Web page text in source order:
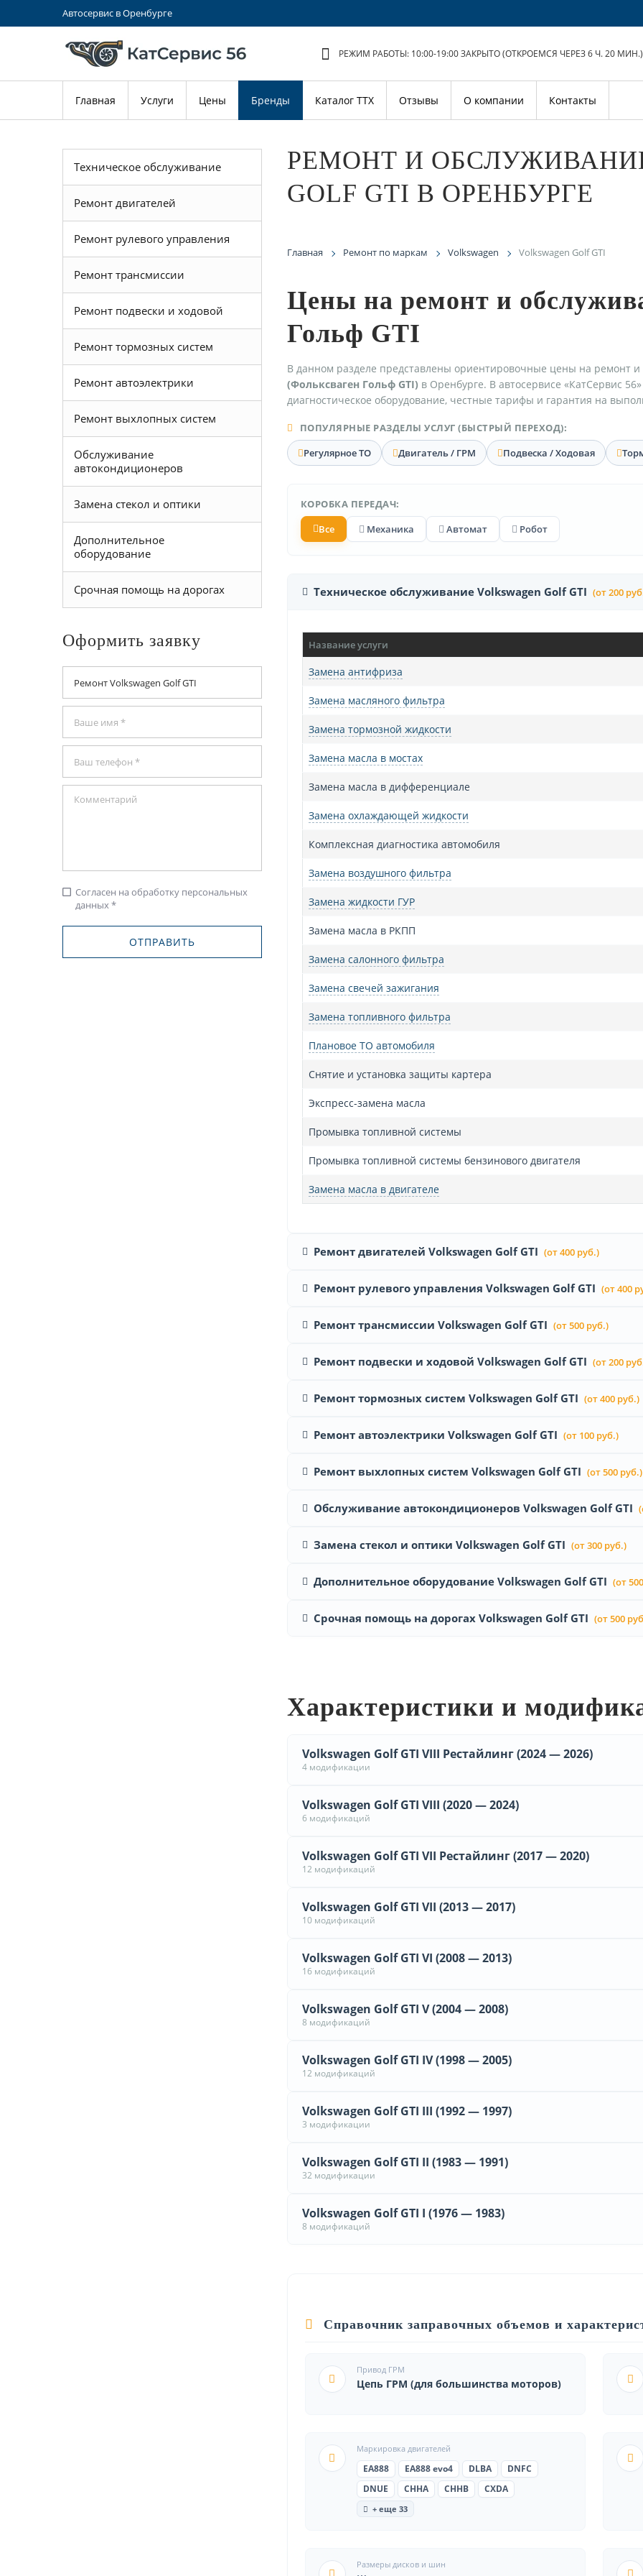
Автосервис в Оренбурге
РЕЖИМ РАБОТЫ: 10:00-19:00ЗАКРЫТО (ОТКРОЕМСЯ ЧЕРЕЗ 6 Ч. 20 МИН.)
Главная Услуги Цены Бренды Каталог ТТХ Отзывы О компании Контакты
РЕМОНТ И ОБСЛУЖИВАНИЕ
GOLF GTI В ОРЕНБУРГЕ
Главная Ремонт по маркам Volkswagen Volkswagen Golf GTI
Цены на ремонт и
Гольф GTI
В данном разделе представлены ориентировочные цены на ремонт и
(Фольксваген Гольф GTI) в Оренбурге. В автосервисе «КатСервис
диагностическое оборудование, честные тарифы и гарантия на
ПОПУЛЯРНЫЕ РАЗДЕЛЫ УСЛУГ (БЫСТРЫЙ ПЕРЕХОД):
Регулярное ТО
Двигатель / ГРМ Подвеска / Ходовая
КОРОБКА ПЕРЕДАЧ:
Все
Механика Автомат Робот
Техническое обслуживание Volkswagen Golf GTI (от 200
Название услуги
Замена антифриза
Замена масляного фильтра
Замена тормозной жидкости
Замена масла в мостах
Замена масла в дифференциале
Замена охлаждающей жидкости
Комплексная диагностика автомобиля
Замена воздушного фильтра
Замена жидкости ГУР
Замена масла в РКПП
Замена салонного фильтра
Замена свечей зажигания
Замена топливного фильтра
Плановое ТО автомобиля
Снятие и установка защиты картера
Экспресс-замена масла
Промывка топливной системы
Промывка топливной системы бензинового двигателя
Замена масла в двигателе
Ремонт двигателей Volkswagen Golf GTI (от 400 руб.)
Ремонт рулевого управления Volkswagen Golf GTI (от 400
Ремонт трансмиссии Volkswagen Golf GTI (от 500 руб.)
Ремонт подвески и ходовой Volkswagen Golf GTI (от 200
Ремонт тормозных систем Volkswagen Golf GTI (от 400 руб.)
Ремонт автоэлектрики Volkswagen Golf GTI (от 100 руб.)
Ремонт выхлопных систем Volkswagen Golf GTI (от 500 руб.)
Обслуживание автокондиционеров Volkswagen Golf GTI
Замена стекол и оптики Volkswagen Golf GTI (от 300 руб.)
Дополнительное оборудование Volkswagen Golf GTI (от
Срочная помощь на дорогах Volkswagen Golf GTI (от 500
Характеристики и
Volkswagen Golf GTI VIII Рестайлинг (2024 — 2026)
4 модификации
Volkswagen Golf GTI VIII (2020 — 2024)
6 модификаций
Volkswagen Golf GTI VII Рестайлинг (2017 — 2020)
12 модификаций
Volkswagen Golf GTI VII (2013 — 2017)
10 модификаций
Volkswagen Golf GTI VI (2008 — 2013)
16 модификаций
Volkswagen Golf GTI V (2004 — 2008)
8 модификаций
Volkswagen Golf GTI IV (1998 — 2005)
12 модификаций
Volkswagen Golf GTI III (1992 — 1997)
3 модификации
Volkswagen Golf GTI II (1983 — 1991)
32 модификации
Volkswagen Golf GTI I (1976 — 1983)
8 модификаций
Справочник заправочных объемов и
Привод ГРМ
Цепь ГРМ (для большинства моторов)
Маркировка двигателей
EA888
EA888 evo4 DLBA
DNFC
DNUE
CHHA CHHB
CXDA
+ еще 33
Размеры дисков и шин
Техническое обслуживание
Ремонт двигателей
Ремонт рулевого управления
Ремонт трансмиссии
Ремонт подвески и ходовой
Ремонт тормозных систем
Ремонт автоэлектрики
Ремонт выхлопных систем
Обслуживание
автокондиционеров
Замена стекол и оптики
Дополнительное
оборудование
Срочная помощь на дорогах
Оформить заявку
check_box_outline_blank Согласен на обработку персональных
данных *